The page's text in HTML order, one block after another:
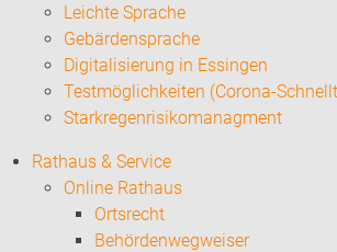
Leichte Sprache
Gebärdensprache
Digitalisierung in Essingen
Testmöglichkeiten (Corona-
Starkregenrisikomanagment
Rathaus & Service
Online Rathaus
Ortsrecht
Behördenwegweiser